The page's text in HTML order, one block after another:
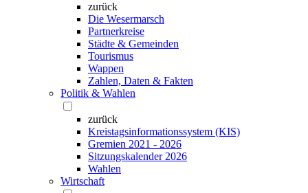
zurück
Die Wesermarsch
Partnerkreise
Städte & Gemeinden
Tourismus
Wappen
Zahlen, Daten & Fakten
Politik & Wahlen
zurück
Kreistagsinformationssystem (KIS)
Gremien 2021 - 2026
Sitzungskalender 2026
Wahlen
Wirtschaft